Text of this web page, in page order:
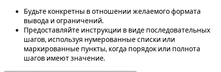
Будьте конкретны в отношении желаемого формата
вывода и ограничений.
Предоставляйте инструкции в виде последовательных
шагов, используя нумерованные списки или
маркированные пункты, когда порядок или полнота
шагов имеют значение.